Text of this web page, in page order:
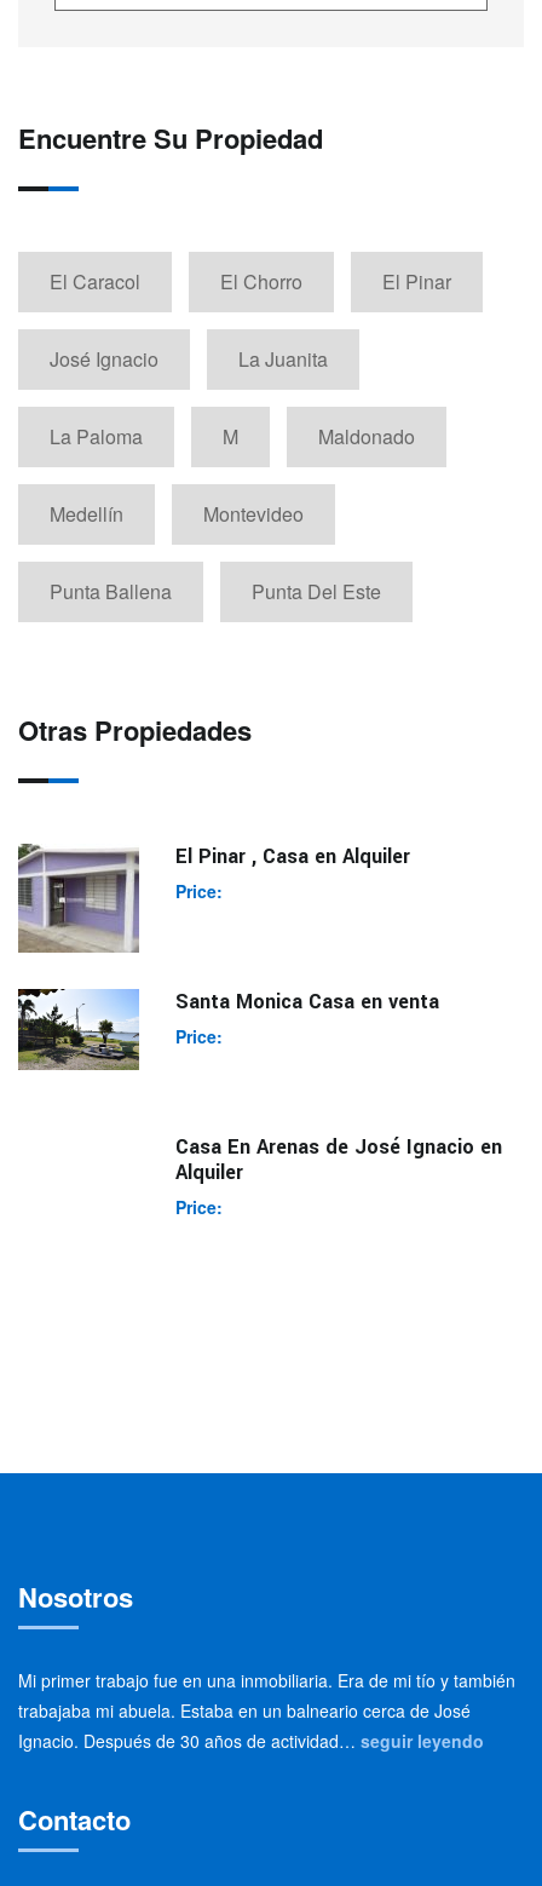
Encuentre Su Propiedad
El Caracol El Chorro El Pinar
José Ignacio La Juanita
La Paloma M Maldonado
Medellín Montevideo
Punta Ballena Punta Del Este
Otras Propiedades
El Pinar , Casa en Alquiler
Price:
Santa Monica Casa en venta
Price:
Casa En Arenas de José Ignacio en
Alquiler
Price:
Nosotros
Mi primer trabajo fue en una inmobiliaria. Era de mi tío y también
trabajaba mi abuela. Estaba en un balneario cerca de José
Ignacio. Después de 30 años de actividad… seguir leyendo
Contacto